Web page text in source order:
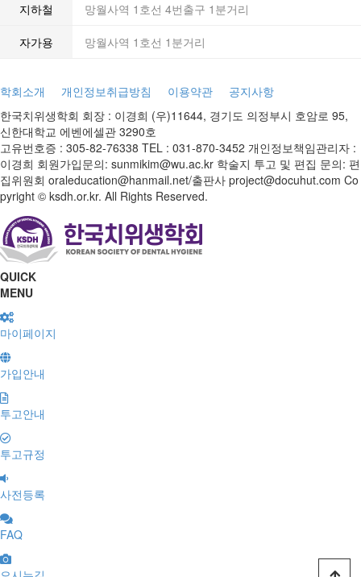
지하철 망월사역 1호선 4번출구 1분거리
자가용 망월사역 1호선 1분거리
학회소개 개인정보취급방침 이용약관
공지사항
한국치위생학회 회장 : 이경희 (우)11644, 경기도 의정부시 호암로 95,
신한대학교 에벤에셀관 3290호
고유번호증 : 305-82-76338 TEL : 031-870-3452 개인정보책임관리자 :
이경희 회원가입문의: sunmikim@wu.ac.kr 학술지 투고 및 편집 문의: 편
집위원회 oraleducation@hanmail.net/출판사 project@docuhut.com Co
pyright © ksdh.or.kr. All Rights Reserved.
QUICK
MENU
마이페이지
가입안내
투고안내
투고규정
사전등록
FAQ